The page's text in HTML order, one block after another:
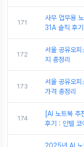
171
사무 업무용
31A 솔직 후
172
서울 공유오
지 총정리
173
서울 공유오
가격 총정리
174
[AI 노트북
후기 : 인텔 코